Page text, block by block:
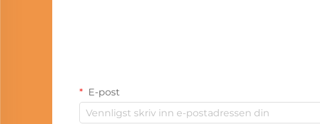
E-post